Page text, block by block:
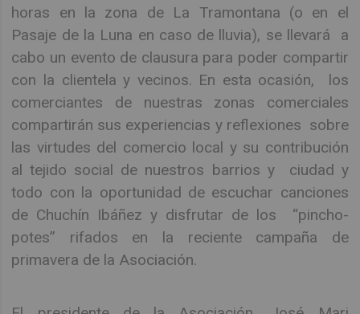
horas en la zona de La Tramontana (o en el
Pasaje de la Luna en caso de lluvia), se llevará a
cabo un evento de clausura para poder compartir
con la clientela y vecinos. En esta ocasión, los
comerciantes de nuestras zonas comerciales
compartirán sus experiencias y reflexiones sobre
las virtudes del comercio local y su contribución
al tejido social de nuestros barrios y ciudad y
todo con la oportunidad de escuchar canciones
de Chuchín Ibáñez y disfrutar de los “pincho-
potes” rifados en la reciente campaña de
primavera de la Asociación.